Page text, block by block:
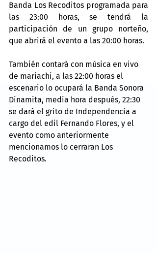
Banda Los Recoditos programada para
las 23:00 horas, se tendrá la
participación de un grupo norteño,
que abrirá el evento a las 20:00 horas.
También contará con música en vivo
de mariachi, a las 22:00 horas el
escenario lo ocupará la Banda Sonora
Dinamita, media hora después, 22:30
se dará el grito de Independencia a
cargo del edil Fernando Flores, y el
evento como anteriormente
mencionamos lo cerraran Los
Recoditos.